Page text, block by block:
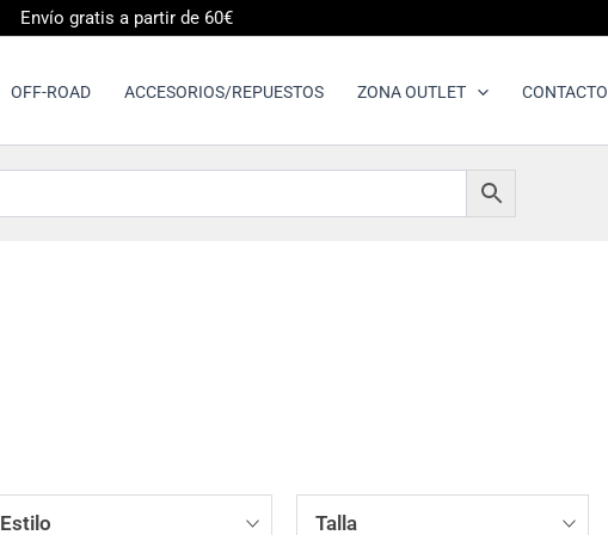
Envío gratis a partir de 60€
OFF-ROAD ACCESORIOS/REPUESTOS ZONA OUTLET CONTACTO
Estilo Talla